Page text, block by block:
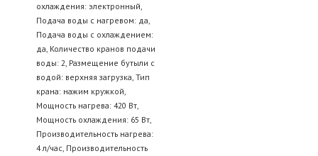
охлаждения: электронный,
Подача воды с нагревом: да,
Подача воды с охлаждением:
да, Количество кранов подачи
воды: 2, Размещение бутыли с
водой: верхняя загрузка, Тип
крана: нажим кружкой,
Мощность нагрева: 420 Вт,
Мощность охлаждения: 65 Вт,
Производительность нагрева:
4 л/час, Производительность